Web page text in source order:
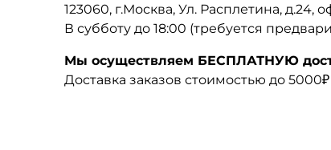
123060, г.Москва, Ул. Расплетина, д.24,
В субботу до 18:00 (требуется
Мы осуществляем БЕСПЛАТНУЮ
Доставка заказов стоимостью до